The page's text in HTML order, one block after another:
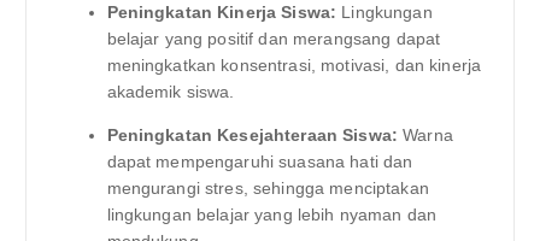
Peningkatan Kinerja Siswa: Lingkungan
belajar yang positif dan merangsang dapat
meningkatkan konsentrasi, motivasi, dan kinerja
akademik siswa.
Peningkatan Kesejahteraan Siswa: Warna
dapat mempengaruhi suasana hati dan
mengurangi stres, sehingga menciptakan
lingkungan belajar yang lebih nyaman dan